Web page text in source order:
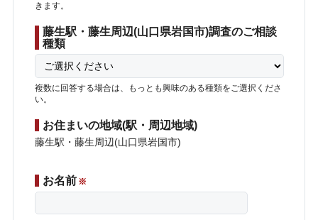
きます。
藤生駅・藤生周辺(山口県岩国市)調査のご相談
種類
複数に回答する場合は、もっとも興味のある種類をご選択くださ
い。
お住まいの地域(駅・周辺地域)
藤生駅・藤生周辺(山口県岩国市)
お名前 ※